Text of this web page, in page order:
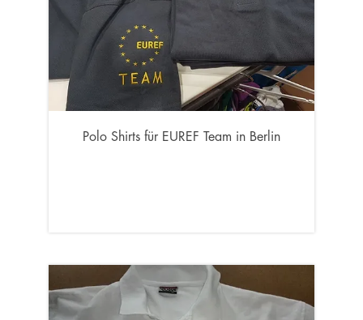
Polo Shirts für EUREF Team in Berlin